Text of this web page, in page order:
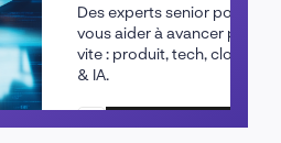
Des experts senior pour
vous aider à avancer plus
vite : produit, tech, cloud
& IA.
Planifier un appel